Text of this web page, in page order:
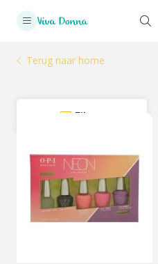
Terug naar home
Filter